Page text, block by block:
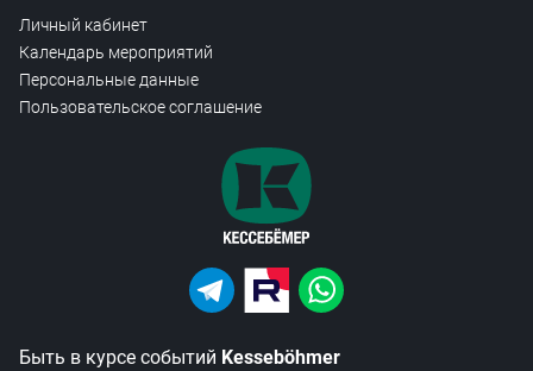
Личный кабинет
Календарь мероприятий
Персональные данные
Пользовательское соглашение
Быть в курсе событий Kesseböhmer